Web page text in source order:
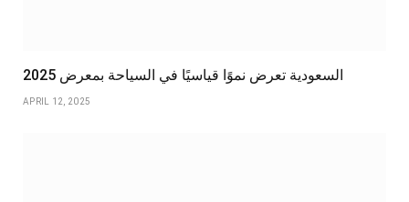
السعودية تعرض نموًا قياسيًا في السياحة بمعرض 2025
APRIL 12, 2025